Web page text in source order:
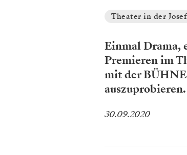
Theater in der
Einmal Drama,
Premieren im
mit der
auszuprobieren.
30.09.2020